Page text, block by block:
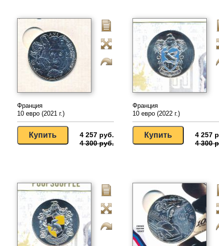
Франция
10 евро (2021 г.)
4 257 руб.
4 300 руб.
Франция
10 евро (2022 г.)
4 257
4 300